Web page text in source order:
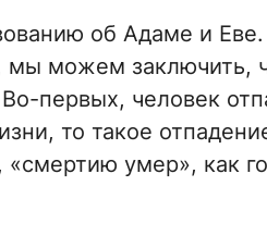
об Адаме и Еве.
мы можем заключить,
первых, человек
то такое
умер», как